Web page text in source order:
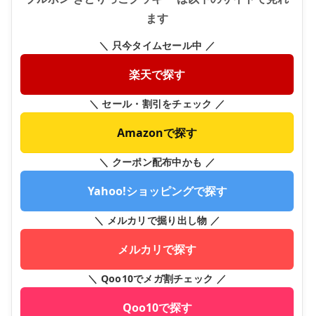
ます
＼ 只今タイムセール中 ／
楽天で探す
＼ セール・割引をチェック ／
Amazonで探す
＼ クーポン配布中かも ／
Yahoo!ショッピングで探す
＼ メルカリで掘り出し物 ／
メルカリで探す
＼ Qoo10でメガ割チェック ／
Qoo10で探す